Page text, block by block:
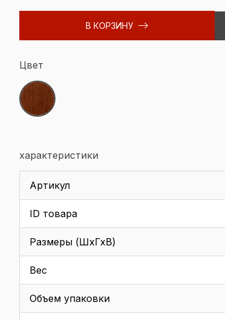
В КОРЗИНУ
Цвет
характеристики
Артикул
ID товара
Размеры (ШхГхВ)
Вес
Объем упаковки